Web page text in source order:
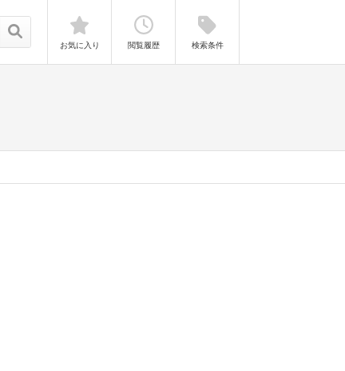
お気に入り 閲覧履歴 検索条件